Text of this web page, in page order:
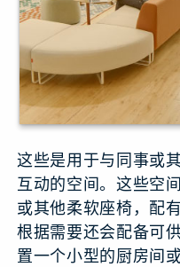
这些是用于与同事或
互动的空间。这些空
或其他柔软座椅，配
根据需要还会配备可
置一个小型的厨房间